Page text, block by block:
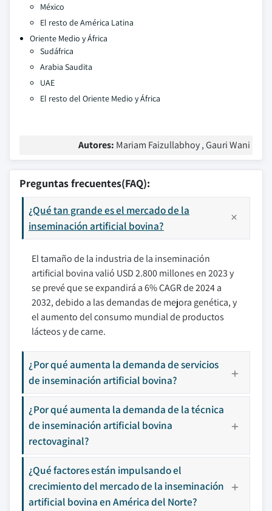
México
El resto de América Latina
Oriente Medio y África
Sudáfrica
Arabia Saudita
UAE
El resto del Oriente Medio y África
Autores: Mariam Faizullabhoy , Gauri Wani
Preguntas frecuentes(FAQ):
¿Qué tan grande es el mercado de la
inseminación artificial bovina?
El tamaño de la industria de la inseminación
artificial bovina valió USD 2.800 millones en 2023 y
se prevé que se expandirá a 6% CAGR de 2024 a
2032, debido a las demandas de mejora genética, y
el aumento del consumo mundial de productos
lácteos y de carne.
¿Por qué aumenta la demanda de servicios
de inseminación artificial bovina?
¿Por qué aumenta la demanda de la técnica
de inseminación artificial bovina
rectovaginal?
¿Qué factores están impulsando el
crecimiento del mercado de la inseminación
artificial bovina en América del Norte?